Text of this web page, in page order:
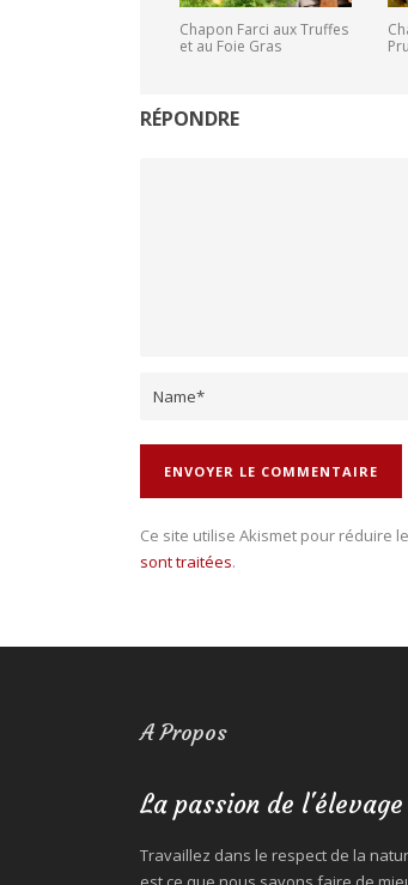
Chapon Farci aux Truffes
et au Foie Gras
RÉPONDRE
Ce site utilise Akismet pour réduire
sont traitées.
A Propos
La passion de
Travaillez dans le respect de la